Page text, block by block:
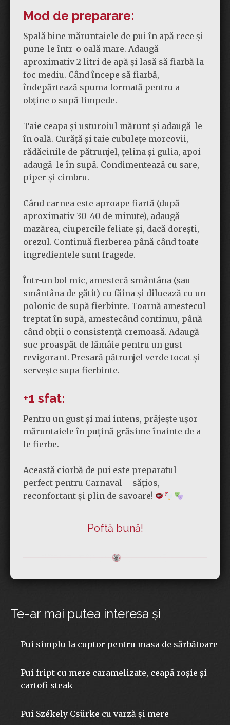
Mod de preparare:
Spală bine măruntaiele de pui în apă rece și
pune-le într-o oală mare. Adaugă
aproximativ 2 litri de apă și lasă să fiarbă la
foc mediu. Când începe să fiarbă,
îndepărtează spuma formată pentru a
obține o supă limpede.
Taie ceapa și usturoiul mărunt și adaugă-le
în oală. Curăță și taie cubulețe morcovii,
rădăcinile de pătrunjel, țelina și gulia, apoi
adaugă-le în supă. Condimentează cu sare,
piper și cimbru.
Când carnea este aproape fiartă (după
aproximativ 30-40 de minute), adaugă
mazărea, ciupercile feliate și, dacă dorești,
orezul. Continuă fierberea până când toate
ingredientele sunt fragede.
Într-un bol mic, amestecă smântâna (sau
smântâna de gătit) cu făina și diluează cu un
polonic de supă fierbinte. Toarnă amestecul
treptat în supă, amestecând continuu, până
când obții o consistență cremoasă. Adaugă
suc proaspăt de lămâie pentru un gust
revigorant. Presară pătrunjel verde tocat și
servește supa fierbinte.
+1 sfat:
Pentru un gust și mai intens, prăjește ușor
măruntaiele în puțină grăsime înainte de a
le fierbe.
Această ciorbă de pui este preparatul
perfect pentru Carnaval – sățios,
reconfortant și plin de savoare!
Poftă bună!
Te-ar mai putea interesa şi
Pui simplu la cuptor pentru masa de sărbătoare
Pui fript cu mere caramelizate, ceapă roșie și
cartofi steak
Pui Székely Csürke cu varză și mere